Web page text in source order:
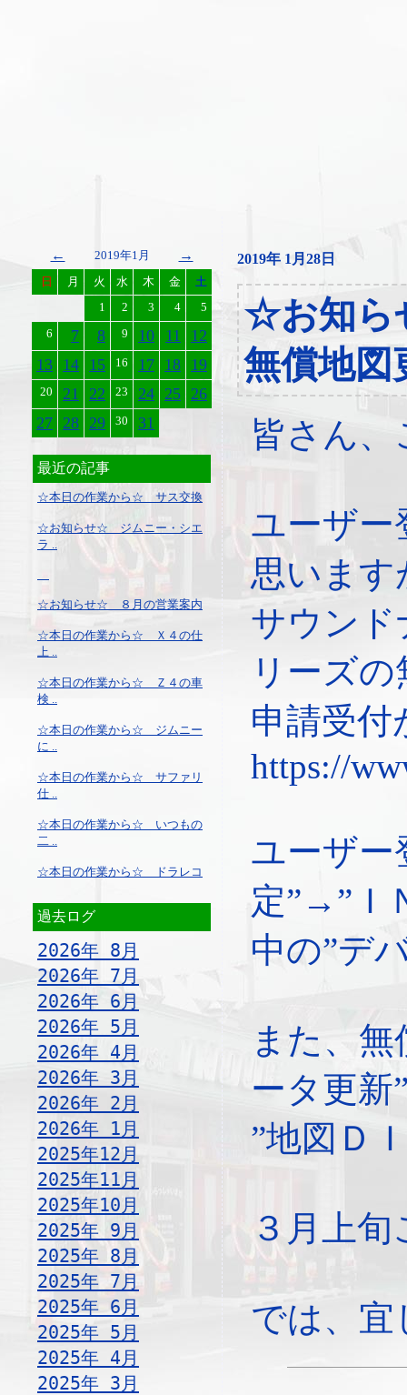
← 2019年1月 →
日 月 火 水 木 金
土
1
2 3 4
5
6
7 8 9 10 11
12
13 14 15 16 17 18 19
20 21 22 23 24 25 26
27 28 29 30 31
最近の記事
☆本日の作業から☆ サス交換
☆お知らせ☆ ジムニー・シエ
ラ ..
☆お知らせ☆ ８月の営業案内
☆本日の作業から☆ Ｘ４の仕
上 ..
☆本日の作業から☆ Ｚ４の車
検 ..
☆本日の作業から☆ ジムニー
に ..
☆本日の作業から☆ サファリ
仕 ..
☆本日の作業から☆ いつもの
二 ..
☆本日の作業から☆ ドラレコ
過去ログ
2026年 8月
2026年 7月
2026年 6月
2026年 5月
2026年 4月
2026年 3月
2026年 2月
2026年 1月
2025年12月
2025年11月
2025年10月
2025年 9月
2025年 8月
2025年 7月
2025年 6月
2025年 5月
2025年 4月
2025年 3月
2019年 1月28日
☆お知ら
無償地図
皆さん
ユーザー
思います
サウンド
リーズ
申請受付
https://
ユーザー
定”→”Ｉ
中の”デ
また、
ータ更新
”地図Ｄ
３月上
では、宜